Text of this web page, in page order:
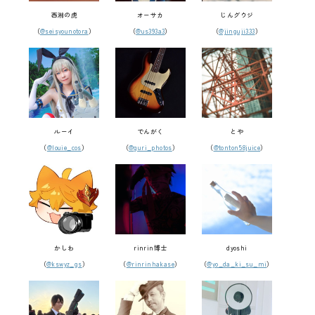
西湘の虎
（@seisyounotora）
オーサカ
（@us393a3）
じんグウジ
（@jinguji333）
ルーイ
（@louie_cos）
でんがく
（@guri_photos）
とや
（@tonton58juice）
かしわ
（@kswyz_gs）
rinrin博士
（@rinrinhakase）
dyoshi
（@yo_da_ki_su_mi）